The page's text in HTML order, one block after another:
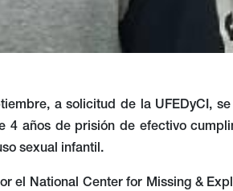
a solicitud de la UFEDyCI,
4 años de prisión de efectivo
sexual infantil.
el National Center for Missing &